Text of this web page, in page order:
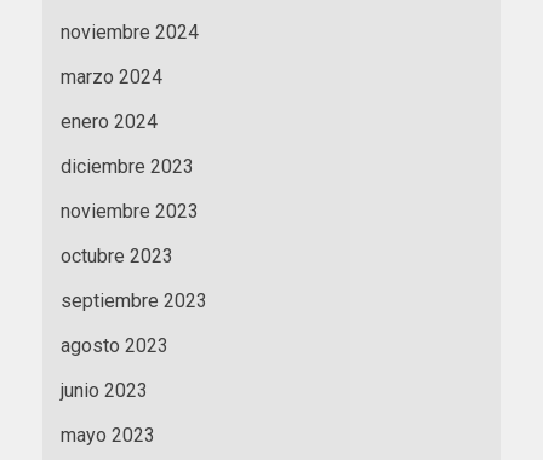
noviembre 2024
marzo 2024
enero 2024
diciembre 2023
noviembre 2023
octubre 2023
septiembre 2023
agosto 2023
junio 2023
mayo 2023